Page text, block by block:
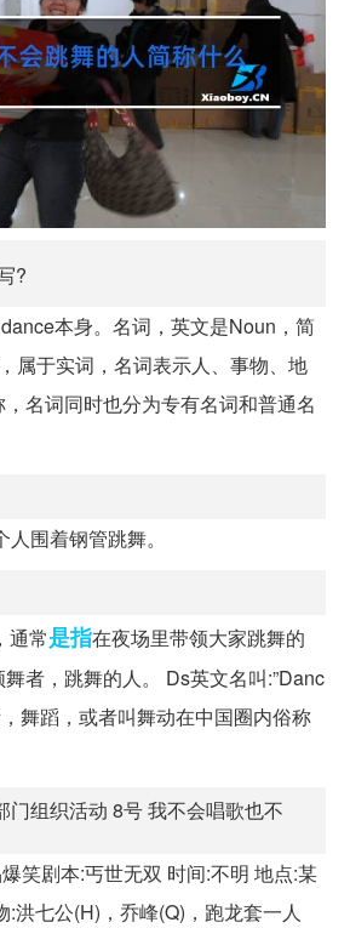
?
本身。名词，英文是Noun，简
属于实词，名词表示人、事物、地
名词同时也分为专有名词和普通名
人围着钢管跳舞。
通常是指在夜场里带领大家跳舞的
者，跳舞的人。 Ds英文名叫:”Danc
舞蹈，或者叫舞动在中国圈内俗称
门组织活动 8号 我不会唱歌也不
笑剧本:丐世无双 时间:不明 地点:某
:洪七公(H)，乔峰(Q)，跑龙套一人